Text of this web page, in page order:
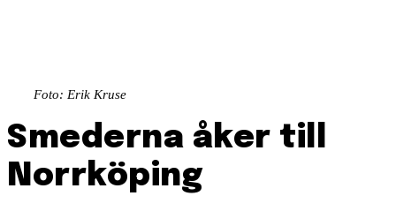
Foto: Erik Kruse
Smederna åker till
Norrköping